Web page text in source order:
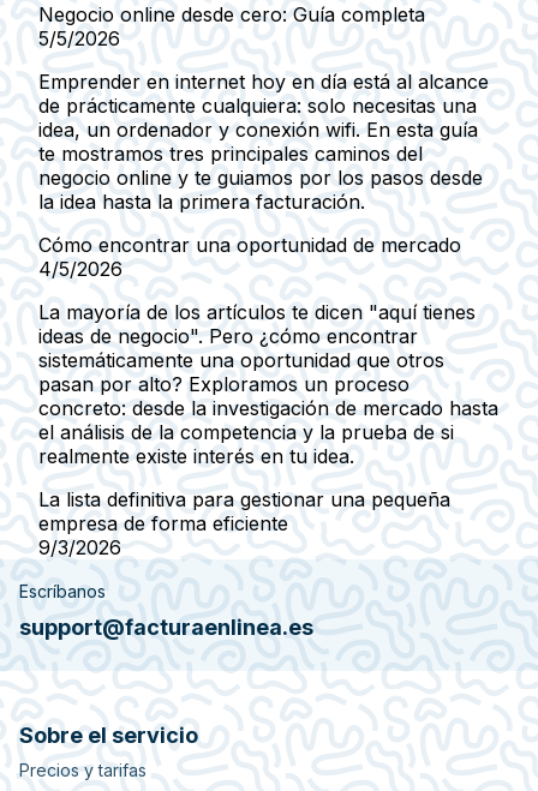
Negocio online desde cero: Guía completa
5/5/2026
Emprender en internet hoy en día está al alcance
de prácticamente cualquiera: solo necesitas una
idea, un ordenador y conexión wifi. En esta guía
te mostramos tres principales caminos del
negocio online y te guiamos por los pasos desde
la idea hasta la primera facturación.
Cómo encontrar una oportunidad de mercado
4/5/2026
La mayoría de los artículos te dicen "aquí tienes
ideas de negocio". Pero ¿cómo encontrar
sistemáticamente una oportunidad que otros
pasan por alto? Exploramos un proceso
concreto: desde la investigación de mercado hasta
el análisis de la competencia y la prueba de si
realmente existe interés en tu idea.
La lista definitiva para gestionar una pequeña
empresa de forma eficiente
9/3/2026
Escríbanos
support@facturaenlinea.es
Sobre el servicio
Precios y tarifas